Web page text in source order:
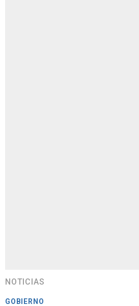
NOTICIAS
GOBIERNO